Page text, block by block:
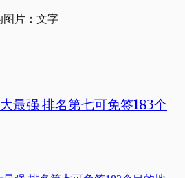
最强 排名第七可免签183个